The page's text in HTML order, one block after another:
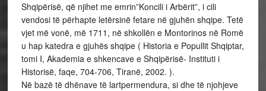
Shqipërisë, që njihet me emrin”Koncili i Arbërit”, i cili
vendosi të përhapte letërsinë fetare në gjuhën shqipe. Tetë
vjet më vonë, më 1711, në shkollën e Montorinos në Romë
u hap katedra e gjuhës shqipe ( Historia e Popullit Shqiptar,
tomi I, Akademia e shkencave e Shqipërisë- Instituti i
Historisë, faqe, 704-706, Tiranë, 2002. ).
Në bazë të dhënave të lartpermendura, si dhe të njohjeve